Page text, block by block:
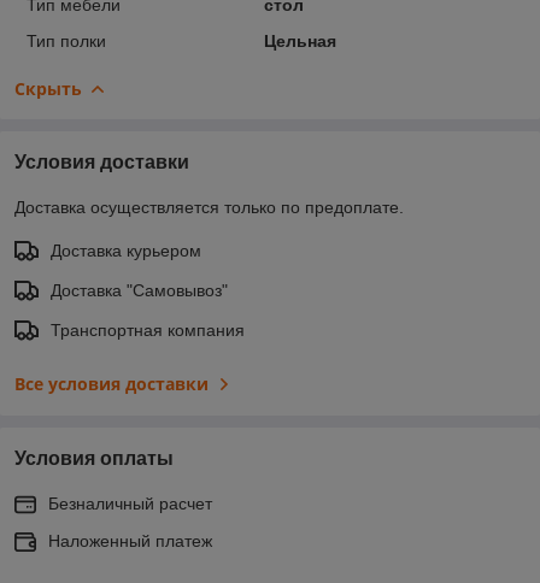
Тип мебели
стол
Тип полки
Цельная
Скрыть
Условия доставки
Доставка осуществляется только по предоплате.
Доставка курьером
Доставка "Самовывоз"
Транспортная компания
Все условия доставки
Условия оплаты
Безналичный расчет
Наложенный платеж